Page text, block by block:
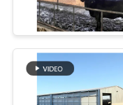
BLOG
साइटमैपPEB